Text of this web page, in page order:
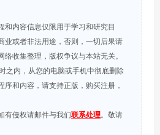
和内容信息仅限用于学习和研究目
业或者非法用途，否则，一切后果请
络收集整理，版权争议与本站无关。
之内，从您的电脑或手机中彻底删除
序和内容，请支持正版，购买注册，
有侵权请邮件与我们联系处理。敬请